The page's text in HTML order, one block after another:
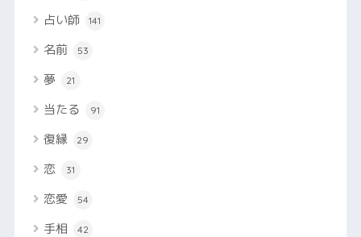
占い師 141
名前 53
夢 21
当たる 91
復縁 29
恋 31
恋愛 54
手相 42